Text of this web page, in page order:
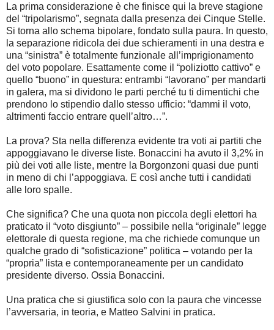
La prima considerazione è che finisce qui la breve stagione
del “tripolarismo”, segnata dalla presenza dei Cinque Stelle.
Si torna allo schema bipolare, fondato sulla paura. In questo,
la separazione ridicola dei due schieramenti in una destra e
una “sinistra” è totalmente funzionale all’imprigionamento
del voto popolare. Esattamente come il “poliziotto cattivo” e
quello “buono” in questura: entrambi “lavorano” per mandarti
in galera, ma si dividono le parti perché tu ti dimentichi che
prendono lo stipendio dallo stesso ufficio: “dammi il voto,
altrimenti faccio entrare quell’altro…”.
La prova? Sta nella differenza evidente tra voti ai partiti che
appoggiavano le diverse liste. Bonaccini ha avuto il 3,2% in
più dei voti alle liste, mentre la Borgonzoni quasi due punti
in meno di chi l’appoggiava. E così anche tutti i candidati
alle loro spalle.
Che significa? Che una quota non piccola degli elettori ha
praticato il “voto disgiunto” – possibile nella “originale” legge
elettorale di questa regione, ma che richiede comunque un
qualche grado di “sofisticazione” politica – votando per la
“propria” lista e contemporaneamente per un candidato
presidente diverso. Ossia Bonaccini.
Una pratica che si giustifica solo con la paura che vincesse
l’avversaria, in teoria, e Matteo Salvini in pratica.